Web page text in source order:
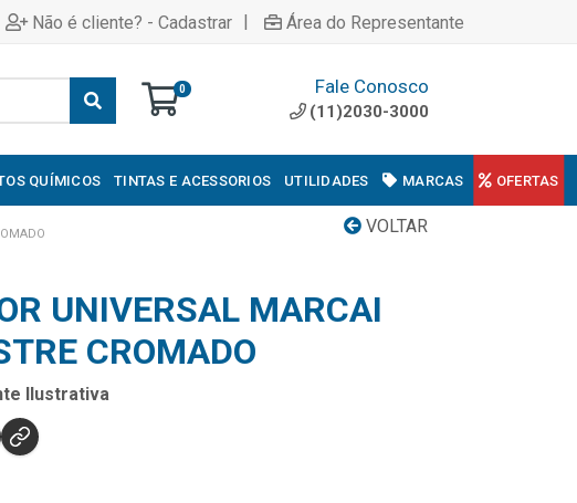
Não é cliente? - Cadastrar | Área do Representante
0 Fale Conosco
(11)2030-3000
QUÍMICOS TINTAS E ACESSORIOS UTILIDADES MARCAS OFERTAS
VOLTAR
UNIVERSAL MARCAI
CROMADO
Ilustrativa